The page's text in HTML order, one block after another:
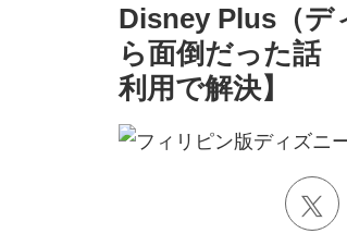
Disney Plus（デ
ら面倒だった話
利用で解決】